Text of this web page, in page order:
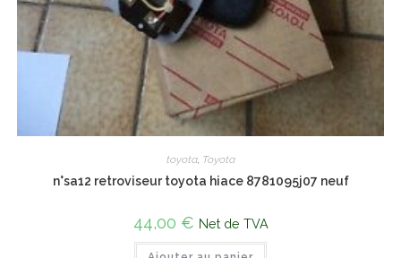
toyota, Toyota
n°sa12 retroviseur toyota hiace 8781095j07 neuf
44,00 € Net de TVA